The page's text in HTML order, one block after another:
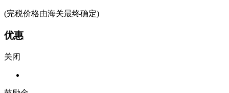
(完税价格由海关最终确定)
优惠
关闭